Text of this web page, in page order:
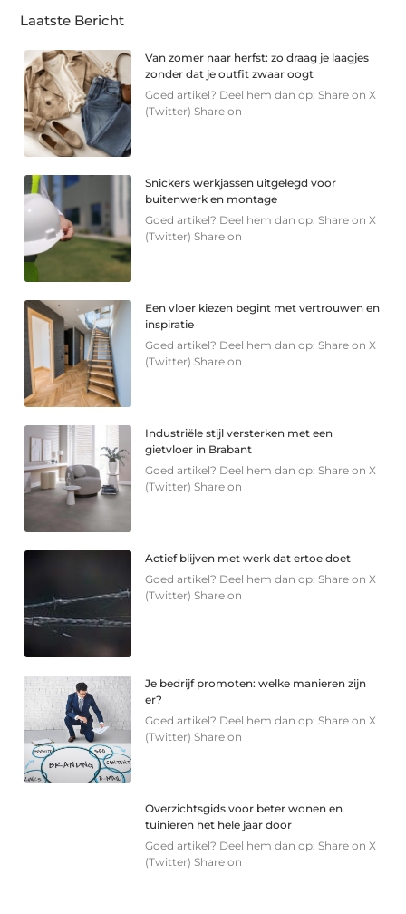
Laatste Bericht
Van zomer naar herfst: zo draag je laagjes
zonder dat je outfit zwaar oogt
Goed artikel? Deel hem dan op: Share on X
(Twitter) Share on
Snickers werkjassen uitgelegd voor
buitenwerk en montage
Goed artikel? Deel hem dan op: Share on X
(Twitter) Share on
Een vloer kiezen begint met vertrouwen en
inspiratie
Goed artikel? Deel hem dan op: Share on X
(Twitter) Share on
Industriële stijl versterken met een
gietvloer in Brabant
Goed artikel? Deel hem dan op: Share on X
(Twitter) Share on
Actief blijven met werk dat ertoe doet
Goed artikel? Deel hem dan op: Share on X
(Twitter) Share on
Je bedrijf promoten: welke manieren zijn
er?
Goed artikel? Deel hem dan op: Share on X
(Twitter) Share on
Overzichtsgids voor beter wonen en
tuinieren het hele jaar door
Goed artikel? Deel hem dan op: Share on X
(Twitter) Share on